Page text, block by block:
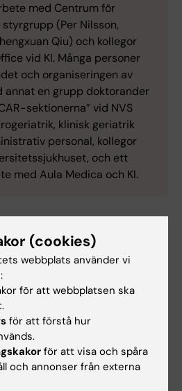
med Centrum för
(Per Nilsson,
Qiu) och kollegor
vid KI. Många personer
och organiseringen av
annat en grupp doktorander
sektionerna” vid NVS
klinisk geriatrik
personal, kollegor
och ett
med Aula Medica och KI.
(cookies)
webbplats använder vi
för att webbplatsen ska
för att förstå hur
för att visa och spåra
och annonser från externa